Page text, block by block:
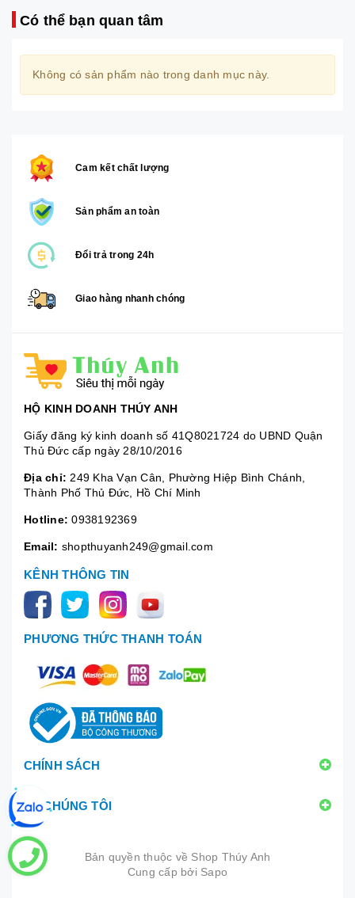
Có thể bạn quan tâm
Không có sản phẩm nào trong danh mục này.
Cam kết chất lượng
Sản phẩm an toàn
Đổi trả trong 24h
Giao hàng nhanh chóng
HỘ KINH DOANH THÚY ANH
Giấy đăng ký kinh doanh số 41Q8021724 do UBND Quận
Thủ Đức cấp ngày 28/10/2016
Địa chỉ: 249 Kha Vạn Cân, Phường Hiệp Bình Chánh,
Thành Phố Thủ Đức, Hồ Chí Minh
Hotline: 0938192369
Email: shopthuyanh249@gmail.com
KÊNH THÔNG TIN
PHƯƠNG THỨC THANH TOÁN
CHÍNH SÁCH
VỀ CHÚNG TÔI
Bản quyền thuộc về Shop Thúy Anh
|
Cung cấp bởi Sapo